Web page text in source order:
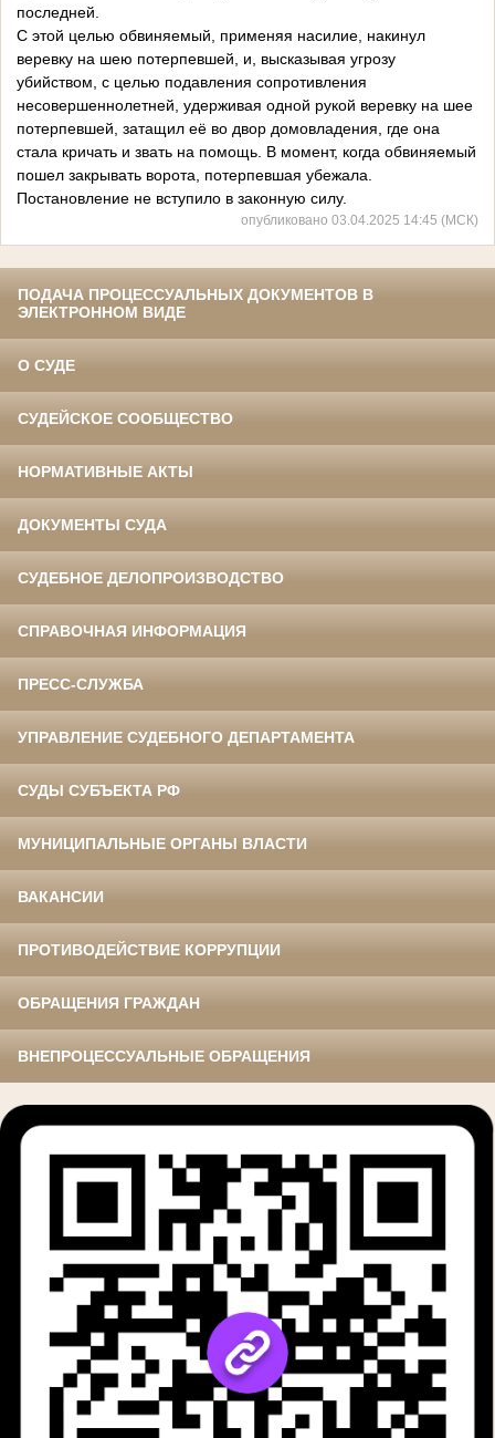
последней.
С этой целью обвиняемый, применяя насилие, накинул
веревку на шею потерпевшей, и, высказывая угрозу
убийством, с целью подавления сопротивления
несовершеннолетней, удерживая одной рукой веревку на шее
потерпевшей, затащил её во двор домовладения, где она
стала кричать и звать на помощь. В момент, когда обвиняемый
пошел закрывать ворота, потерпевшая убежала.
Постановление не вступило в законную силу.
опубликовано 03.04.2025 14:45 (МСК)
ПОДАЧА ПРОЦЕССУАЛЬНЫХ ДОКУМЕНТОВ В
ЭЛЕКТРОННОМ ВИДЕ
О СУДЕ
СУДЕЙСКОЕ СООБЩЕСТВО
НОРМАТИВНЫЕ АКТЫ
ДОКУМЕНТЫ СУДА
СУДЕБНОЕ ДЕЛОПРОИЗВОДСТВО
СПРАВОЧНАЯ ИНФОРМАЦИЯ
ПРЕСС-СЛУЖБА
УПРАВЛЕНИЕ СУДЕБНОГО ДЕПАРТАМЕНТА
СУДЫ СУБЪЕКТА РФ
МУНИЦИПАЛЬНЫЕ ОРГАНЫ ВЛАСТИ
ВАКАНСИИ
ПРОТИВОДЕЙСТВИЕ КОРРУПЦИИ
ОБРАЩЕНИЯ ГРАЖДАН
ВНЕПРОЦЕССУАЛЬНЫЕ ОБРАЩЕНИЯ